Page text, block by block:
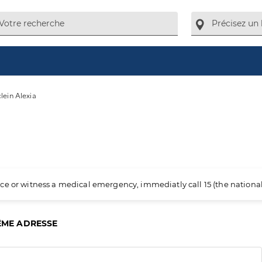
Alexia
or witness a medical emergency, immediatly call 15 (the
ADRESSE